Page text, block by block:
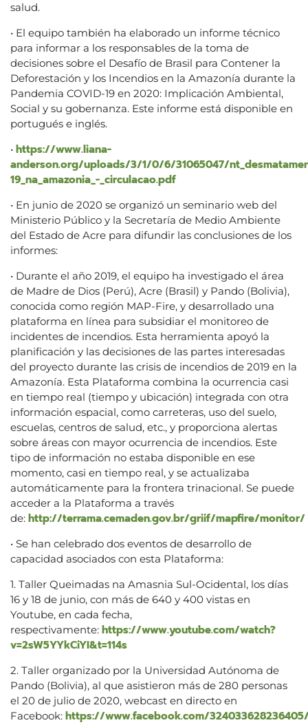
salud.
• El equipo también ha elaborado un informe técnico
para informar a los responsables de la toma de
decisiones sobre el Desafío de Brasil para Contener la
Deforestación y los Incendios en la Amazonía durante la
Pandemia COVID-19 en 2020: Implicación Ambiental,
Social y su gobernanza. Este informe está disponible en
portugués e inglés.
• https://www.liana-
anderson.org/uploads/3/1/0/6/31065047/
19_na_amazonia_-_circulacao.pdf
• En junio de 2020 se organizó un seminario web del
Ministerio Público y la Secretaría de Medio Ambiente
del Estado de Acre para difundir las conclusiones de los
informes:
• Durante el año 2019, el equipo ha investigado el área
de Madre de Dios (Perú), Acre (Brasil) y Pando (Bolivia),
conocida como región MAP-Fire, y desarrollado una
plataforma en línea para subsidiar el monitoreo de
incidentes de incendios. Esta herramienta apoyó la
planificación y las decisiones de las partes interesadas
del proyecto durante las crisis de incendios de 2019 en la
Amazonía. Esta Plataforma combina la ocurrencia casi
en tiempo real (tiempo y ubicación) integrada con otra
información espacial, como carreteras, uso del suelo,
escuelas, centros de salud, etc., y proporciona alertas
sobre áreas con mayor ocurrencia de incendios. Este
tipo de información no estaba disponible en ese
momento, casi en tiempo real, y se actualizaba
automáticamente para la frontera trinacional. Se puede
acceder a la Plataforma a través
de: http://terrama.cemaden.gov.br/griif/mapfire/monitor/
• Se han celebrado dos eventos de desarrollo de
capacidad asociados con esta Plataforma:
1. Taller Queimadas na Amasnia Sul-Ocidental, los días
16 y 18 de junio, con más de 640 y 400 vistas en
Youtube, en cada fecha,
respectivamente: https://www.youtube.com/watch?
v=2sW5YYkCiYI&t=114s
2. Taller organizado por la Universidad Autónoma de
Pando (Bolivia), al que asistieron más de 280 personas
el 20 de julio de 2020, webcast en directo en
Facebook: https://www.facebook.com/